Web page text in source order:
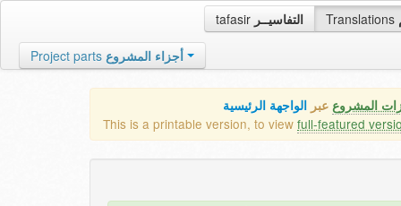
tafasir التفاسيــر Translations
Project parts أجزاء المشروع
المشروع عبر الواجهة الرئيسية
This is a printable version, to view full-featured